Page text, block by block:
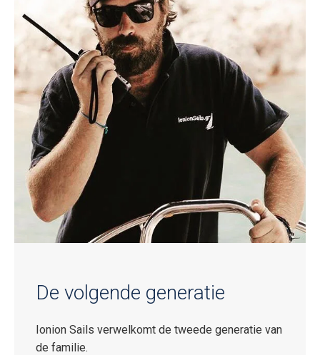
De volgende generatie
Ionion Sails verwelkomt de tweede generatie van
de familie.